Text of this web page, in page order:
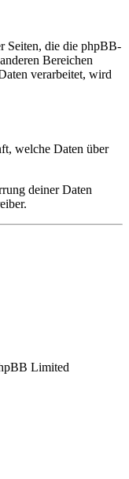
Seiten, die die phpBB-
Bereichen
verarbeitet, wird
welche Daten über
deiner Daten
Limited